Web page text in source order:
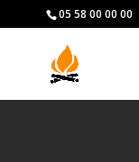
05 58 00 00 00